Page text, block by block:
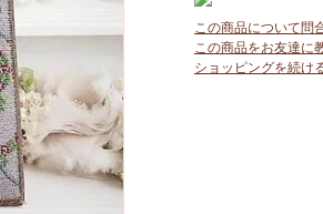
この商品について問
この商品をお友達に
ショッピングを続け